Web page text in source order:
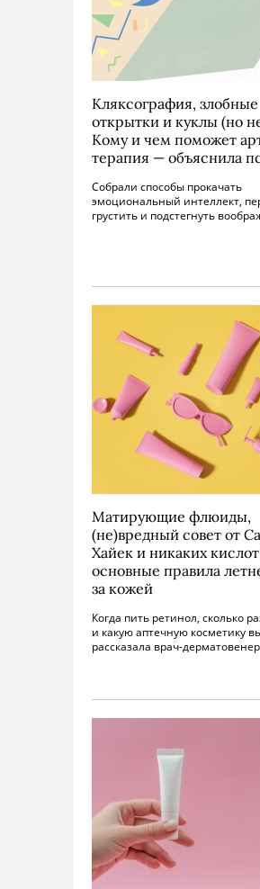
Кляксография, злобные
открытки и куклы (но
Кому и чем поможет
терапия — объяснила
Собрали способы прокачать
эмоциональный интеллект,
грустить и подстегнуть
Матирующие флюиды,
(не)вредный совет от
Хайек и никаких
основные правила
за кожей
Когда пить ретинол, сколько
и какую аптечную косметику
рассказала врач-